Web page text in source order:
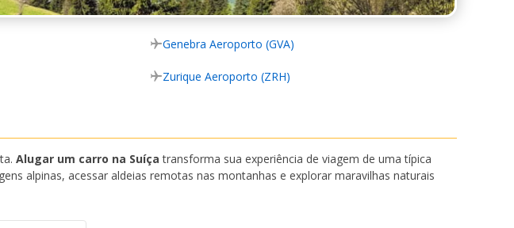
Genebra Aeroporto (GVA)
Zurique Aeroporto (ZRH)
Alugar um carro na Suíça transforma sua experiência de viagem de uma típica
alpinas, acessar aldeias remotas nas montanhas e explorar maravilhas naturais